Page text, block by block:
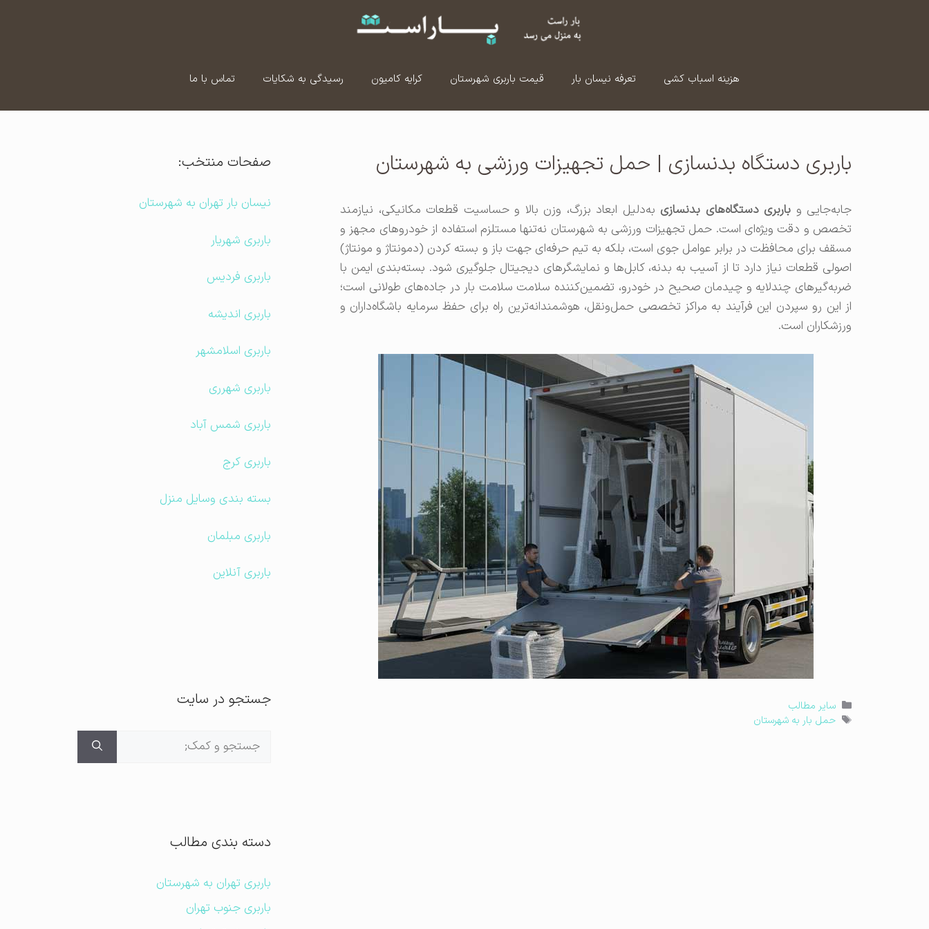
هزینه اسباب کشی تعرفه نیسان بار قیمت باربری شهرستان کرایه کامیون رسیدگی به شکایات تماس با ما
باربری دستگاه بدنسازی | حمل تجهیزات ورزشی به شهرستان
جابه‌جایی و باربری دستگاه‌های بدنسازی به‌دلیل ابعاد بزرگ، وزن بالا و حساسیت قطعات مکانیکی، نیازمند
تخصص و دقت ویژه‌ای است. حمل تجهیزات ورزشی به شهرستان نه‌تنها مستلزم استفاده از خودروهای مجهز و
مسقف برای محافظت در برابر عوامل جوی است، بلکه به تیم حرفه‌ای جهت باز و بسته کردن (دمونتاژ و مونتاژ)
اصولی قطعات نیاز دارد تا از آسیب به بدنه، کابل‌ها و نمایشگرهای دیجیتال جلوگیری شود. بسته‌بندی ایمن با
ضربه‌گیرهای چندلایه و چیدمان صحیح در خودرو، تضمین‌کننده سلامت سلامت بار در جاده‌های طولانی است؛
از این رو سپردن این فرآیند به مراکز تخصصی حمل‌ونقل، هوشمندانه‌ترین راه برای حفظ سرمایه باشگاه‌داران و
ورزشکاران است.
دسته‌ها
سایر مطالب
برچسب‌ها
حمل بار به شهرستان
صفحات منتخب:
نیسان بار تهران به شهرستان
باربری شهریار
باربری فردیس
باربری اندیشه
باربری اسلامشهر
باربری شهرری
باربری شمس آباد
باربری کرج
بسته بندی وسایل منزل
باربری مبلمان
باربری آنلاین
جستجو در سایت
جستجوی
دسته بندی مطالب
باربری تهران به شهرستان
باربری جنوب تهران